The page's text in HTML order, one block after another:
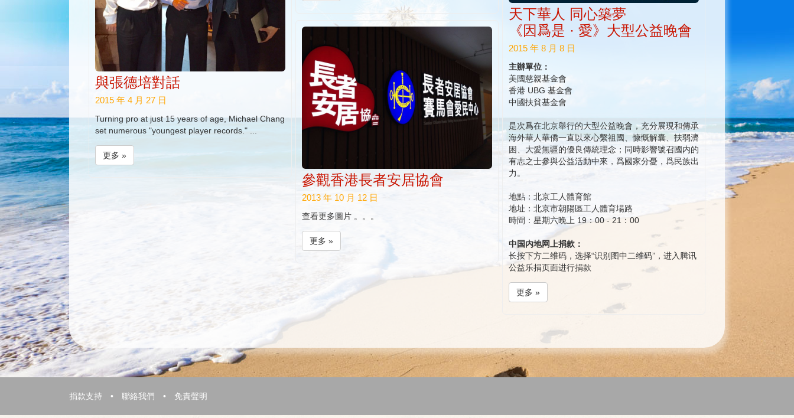
與張德培對話
2015 年 4 月 27 日
Turning pro at just 15 years of age, Michael Chang
set numerous "youngest player records." ...
更多 »
參觀香港長者安居協會
2013 年 10 月 12 日
查看更多圖片 。。。
更多 »
天下華人 同心築夢
《因爲是 · 愛》大型公益晚會
2015 年 8 月 8 日
主辦單位：
美國慈親基金會
香港 UBG 基金會
中國扶貧基金會
是次爲在北京舉行的大型公益晚會，充分展現和傳承
海外華人華僑一直以來心繫祖國、慷慨解囊、扶弱濟
困、大愛無疆的優良傳統理念；同時影響號召國内的
有志之士參與公益活動中來，爲國家分憂，爲民族出
力。
地點：北京工人體育館
地址：北京市朝陽區工人體育場路
時間：星期六晚上 19：00 - 21：00
中国内地网上捐款：
长按下方二维码，选择“识别图中二维码”，进入腾讯
公益乐捐页面进行捐款
更多 »
捐款支持 • 聯絡我們 • 免責聲明